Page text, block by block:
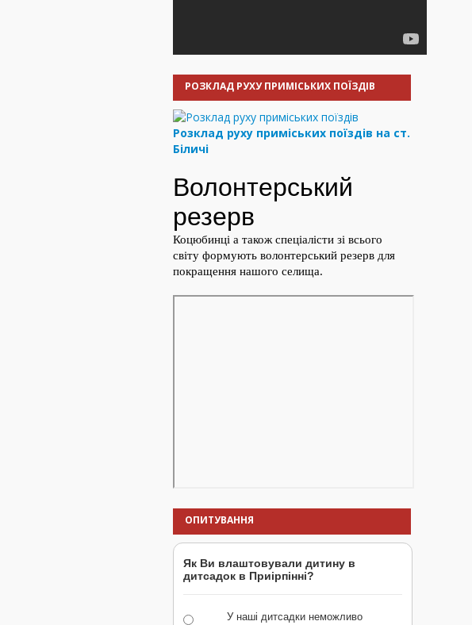
РОЗКЛАД РУХУ ПРИМІСЬКИХ ПОЇЗДІВ
Розклад руху приміських поїздів на ст.
Біличі
ОПИТУВАННЯ
Як Ви влаштовували дитину в
дитсадок в Приірпінні?
У наші дитсадки неможливо